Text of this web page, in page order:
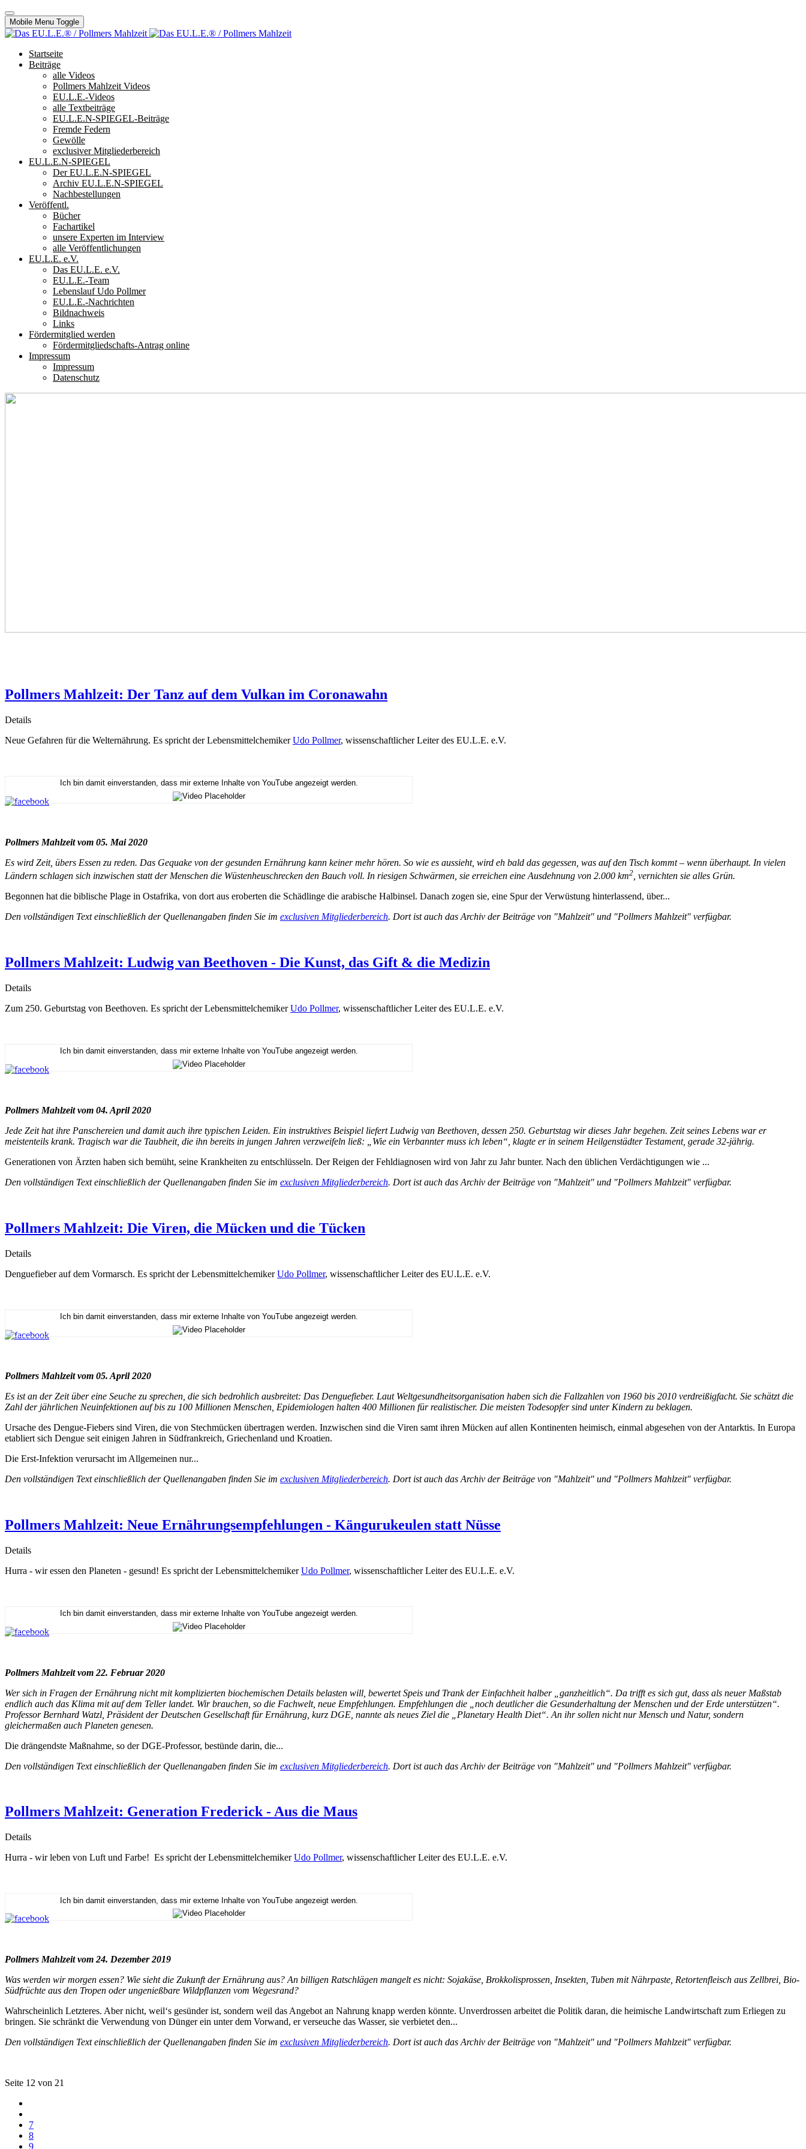
Mobile Menu Toggle
Startseite
Beiträge
alle Videos
Pollmers Mahlzeit Videos
EU.L.E.-Videos
alle Textbeiträge
EU.L.E.N-SPIEGEL-Beiträge
Fremde Federn
Gewölle
exclusiver Mitgliederbereich
EU.L.E.N-SPIEGEL
Der EU.L.E.N-SPIEGEL
Archiv EU.L.E.N-SPIEGEL
Nachbestellungen
Veröffentl.
Bücher
Fachartikel
unsere Experten im Interview
alle Veröffentlichungen
EU.L.E. e.V.
Das EU.L.E. e.V.
EU.L.E.-Team
Lebenslauf Udo Pollmer
EU.L.E.-Nachrichten
Bildnachweis
Links
Fördermitglied werden
Fördermitgliedschafts-Antrag online
Impressum
Impressum
Datenschutz
Pollmers Mahlzeit: Der Tanz auf dem Vulkan im Coronawahn
Details
Neue Gefahren für die Welternährung. Es spricht der LebensmittelchemikerUdo Pollmer, wissenschaftlicher Leiter des EU.L.E. e.V.
Ich bin damit einverstanden, dass mir externe Inhalte von YouTube angezeigt werden.
Pollmers Mahlzeit vom 05. Mai 2020
Es wird Zeit, übers Essen zu reden. Das Gequake von der gesunden Ernährung kann keiner mehr hören. So wie es aussieht, wird eh bald das gegessen, was auf den Tisch kommt – wenn überhaupt. In vielen
Ländern schlagen sich inzwischen statt der Menschen die Wüstenheuschrecken den Bauch voll. In riesigen Schwärmen, sie erreichen eine Ausdehnung von 2.000 km2 , vernichten sie alles Grün.
Begonnen hat die biblische Plage in Ostafrika, von dort aus eroberten die Schädlinge die arabische Halbinsel. Danach zogen sie, eine Spur der Verwüstung hinterlassend, über...
Den vollständigen Text einschließlich der Quellenangaben finden Sie im exclusiven Mitgliederbereich. Dort ist auch das Archiv der Beiträge von "Mahlzeit" und "Pollmers Mahlzeit" verfügbar.
Pollmers Mahlzeit: Ludwig van Beethoven - Die Kunst, das Gift & die Medizin
Details
Zum 250. Geburtstag von Beethoven. Es spricht der LebensmittelchemikerUdo Pollmer, wissenschaftlicher Leiter des EU.L.E. e.V.
Ich bin damit einverstanden, dass mir externe Inhalte von YouTube angezeigt werden.
Pollmers Mahlzeit vom 04. April 2020
Jede Zeit hat ihre Panschereien und damit auch ihre typischen Leiden. Ein instruktives Beispiel liefert Ludwig van Beethoven, dessen 250. Geburtstag wir dieses Jahr begehen. Zeit seines Lebens war er
meistenteils krank. Tragisch war die Taubheit, die ihn bereits in jungen Jahren verzweifeln ließ: „Wie ein Verbannter muss ich leben“, klagte er in seinem Heilgenstädter Testament, gerade 32-jährig.
Generationen von Ärzten haben sich bemüht, seine Krankheiten zu entschlüsseln. Der Reigen der Fehldiagnosen wird von Jahr zu Jahr bunter. Nach den üblichen Verdächtigungen wie ...
Den vollständigen Text einschließlich der Quellenangaben finden Sie im exclusiven Mitgliederbereich. Dort ist auch das Archiv der Beiträge von "Mahlzeit" und "Pollmers Mahlzeit" verfügbar.
Pollmers Mahlzeit: Die Viren, die Mücken und die Tücken
Details
Denguefieber auf dem Vormarsch. Es spricht der LebensmittelchemikerUdo Pollmer, wissenschaftlicher Leiter des EU.L.E. e.V.
Ich bin damit einverstanden, dass mir externe Inhalte von YouTube angezeigt werden.
Pollmers Mahlzeit vom 05. April 2020
Es ist an der Zeit über eine Seuche zu sprechen, die sich bedrohlich ausbreitet: Das Denguefieber. Laut Weltgesundheitsorganisation haben sich die Fallzahlen von 1960 bis 2010 verdreißigfacht. Sie schätzt die
Zahl der jährlichen Neuinfektionen auf bis zu 100 Millionen Menschen, Epidemiologen halten 400 Millionen für realistischer. Die meisten Todesopfer sind unter Kindern zu beklagen.
Ursache des Dengue-Fiebers sind Viren, die von Stechmücken übertragen werden. Inzwischen sind die Viren samt ihren Mücken auf allen Kontinenten heimisch, einmal abgesehen von der Antarktis. In Europa
etabliert sich Dengue seit einigen Jahren in Südfrankreich, Griechenland und Kroatien.
Die Erst-Infektion verursacht im Allgemeinen nur...
Den vollständigen Text einschließlich der Quellenangaben finden Sie im exclusiven Mitgliederbereich. Dort ist auch das Archiv der Beiträge von "Mahlzeit" und "Pollmers Mahlzeit" verfügbar.
Pollmers Mahlzeit: Neue Ernährungsempfehlungen - Kängurukeulen statt Nüsse
Details
Hurra - wir essen den Planeten - gesund! Es spricht der LebensmittelchemikerUdo Pollmer, wissenschaftlicher Leiter des EU.L.E. e.V.
Ich bin damit einverstanden, dass mir externe Inhalte von YouTube angezeigt werden.
Pollmers Mahlzeit vom 22. Februar 2020
Wer sich in Fragen der Ernährung nicht mit komplizierten biochemischen Details belasten will, bewertet Speis und Trank der Einfachheit halber „ganzheitlich“. Da trifft es sich gut, dass als neuer Maßstab
endlich auch das Klima mit auf dem Teller landet. Wir brauchen, so die Fachwelt, neue Empfehlungen. Empfehlungen die „noch deutlicher die Gesunderhaltung der Menschen und der Erde unterstützen“.
Professor Bernhard Watzl, Präsident der Deutschen Gesellschaft für Ernährung, kurz DGE, nannte als neues Ziel die „Planetary Health Diet“. An ihr sollen nicht nur Mensch und Natur, sondern
gleichermaßen auch Planeten genesen.
Die drängendste Maßnahme, so der DGE-Professor, bestünde darin, die...
Den vollständigen Text einschließlich der Quellenangaben finden Sie im exclusiven Mitgliederbereich. Dort ist auch das Archiv der Beiträge von "Mahlzeit" und "Pollmers Mahlzeit" verfügbar.
Pollmers Mahlzeit: Generation Frederick - Aus die Maus
Details
Hurra - wir leben von Luft und Farbe! Es spricht der LebensmittelchemikerUdo Pollmer, wissenschaftlicher Leiter des EU.L.E. e.V.
Ich bin damit einverstanden, dass mir externe Inhalte von YouTube angezeigt werden.
Pollmers Mahlzeit vom 24. Dezember 2019
Was werden wir morgen essen? Wie sieht die Zukunft der Ernährung aus? An billigen Ratschlägen mangelt es nicht: Sojakäse, Brokkolisprossen, Insekten, Tuben mit Nährpaste, Retortenfleisch aus Zellbrei, Bio-
Südfrüchte aus den Tropen oder ungenießbare Wildpflanzen vom Wegesrand?
Wahrscheinlich Letzteres. Aber nicht, weil‘s gesünder ist, sondern weil das Angebot an Nahrung knapp werden könnte. Unverdrossen arbeitet die Politik daran, die heimische Landwirtschaft zum Erliegen zu
bringen. Sie schränkt die Verwendung von Dünger ein unter dem Vorwand, er verseuche das Wasser, sie verbietet den...
Den vollständigen Text einschließlich der Quellenangaben finden Sie im exclusiven Mitgliederbereich. Dort ist auch das Archiv der Beiträge von "Mahlzeit" und "Pollmers Mahlzeit" verfügbar.
Seite 12 von 21
7
8
9